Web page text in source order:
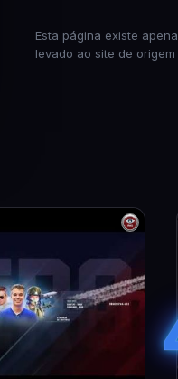
Esta página existe
levado ao site de origem